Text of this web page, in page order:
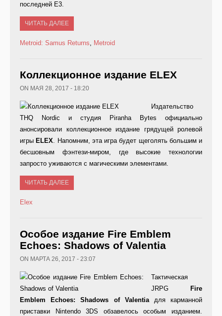
последней Е3.
ЧИТАТЬ ДАЛЕЕ
Metroid: Samus Returns, Metroid
Коллекционное издание ELEX
ON МАЯ 28, 2017 - 18:20
Издательство
THQ Nordic и студия Piranha Bytes официально
анонсировали коллекционное издание грядущей ролевой
игры ELEX. Напомним, эта игра будет щеголять большим и
бесшовным фэнтези-миром, где высокие технологии
запросто уживаются с магическими элементами.
ЧИТАТЬ ДАЛЕЕ
Elex
Особое издание Fire Emblem
Echoes: Shadows of Valentia
ON МАРТА 26, 2017 - 23:07
Тактическая
JRPG
Fire
Emblem
Echoes:Shadows of Valentia для карманной
приставки Nintendo 3DS обзавелось особым изданием.